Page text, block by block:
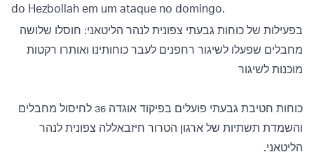
do Hezbollah em um ataque no domingo.
בפעילות של כוחות גבעתי צפונית לנהר הליטאני: חוסלו שלושה
מחבלים שפעלו לשיגור רחפנים לעבר כוחותינו ואותרו רקטות
מוכנות לשיגור
כוחות חטיבת גבעתי פועלים בפיקוד אוגדה 36 לחיסול מחבלים
והשמדת תשתיות של ארגון הטרור חיזבאללה צפונית לנהר
הליטאני.